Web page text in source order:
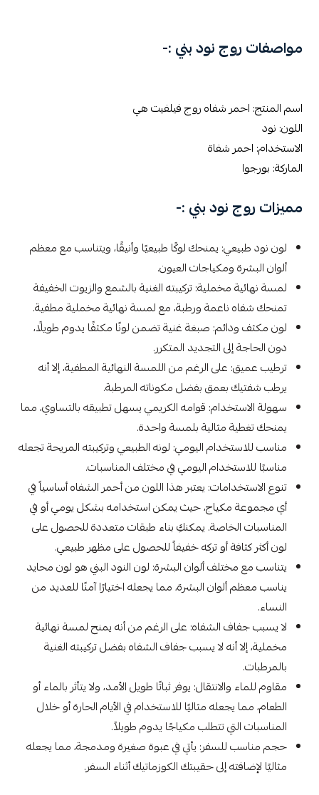
مواصفات روج نود بني :-
اسم المنتج: احمر شفاه روج فيلفيت هي
اللون: نود
الاستخدام: احمر شفاة
الماركة: بورجوا
مميزات روج نود بني :-
لون نود طبيعي: يمنحك لوكًا طبيعيًا وأنيقًا، ويتناسب مع معظم
ألوان البشرة ومكياجات العيون.
لمسة نهائية مخملية: تركيبته الغنية بالشمع والزيوت الخفيفة
تمنحك شفاه ناعمة ورطبة، مع لمسة نهائية مخملية مطفية.
لون مكثف ودائم: صبغة غنية تضمن لونًا مكثفًا يدوم طويلًا،
دون الحاجة إلى التجديد المتكرر.
ترطيب عميق: على الرغم من اللمسة النهائية المطفية، إلا أنه
يرطب شفتيك بعمق بفضل مكوناته المرطبة.
سهولة الاستخدام: قوامه الكريمي يسهل تطبيقه بالتساوي، مما
يمنحك تغطية مثالية بلمسة واحدة.
مناسب للاستخدام اليومي: لونه الطبيعي وتركيبته المريحة تجعله
مناسبًا للاستخدام اليومي في مختلف المناسبات.
تنوع الاستخدامات: يعتبر هذا اللون من أحمر الشفاه أساسياً في
أي مجموعة مكياج، حيث يمكن استخدامه بشكل يومي أو في
المناسبات الخاصة. يمكنكِ بناء طبقات متعددة للحصول على
لون أكثر كثافة أو تركه خفيفاً للحصول على مظهر طبيعي.
يتناسب مع مختلف ألوان البشرة: لون النود البني هو لون محايد
يناسب معظم ألوان البشرة، مما يجعله اختيارًا آمنًا للعديد من
النساء.
لا يسبب جفاف الشفاه: على الرغم من أنه يمنح لمسة نهائية
مخملية، إلا أنه لا يسبب جفاف الشفاه بفضل تركيبته الغنية
بالمرطبات.
مقاوم للماء والانتقال: يوفر ثباتًا طويل الأمد، ولا يتأثر بالماء أو
الطعام، مما يجعله مثاليًا للاستخدام في الأيام الحارة أو خلال
المناسبات التي تتطلب مكياجًا يدوم طويلاً.
حجم مناسب للسفر: يأتي في عبوة صغيرة ومدمجة، مما يجعله
مثاليًا لإضافته إلى حقيبتك الكوزماتيك أثناء السفر.